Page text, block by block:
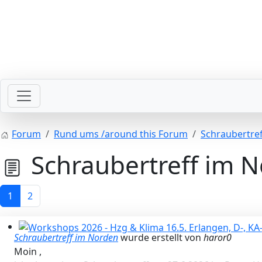
Bitte schickt Eure Datenkarten vor 82 an die Sternzeit
Workshops 2026 - Hzg & Klima 16.5. Erlangen, D-, KA-,
Forum Rund ums /around this Forum
Schraubertreff im
1 2
Schraubertreff im Nordenwurde erstellt von haror0
Moin ,